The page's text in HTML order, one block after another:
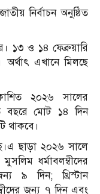
নির্বাচন অনুষ্ঠিত
১৩ ও ১৪ ফেব্রুয়ারি
অর্থাৎ এখানে মিলছে
২০২৬ সালের
বছরে মোট ১৪ দিন
থাকবে।
ছাড়া ২০২৬ সালে
মুসলিম ধর্মাবলম্বীদের
৯ দিন; খ্রিস্টান
জন্য ৭ দিন এবং